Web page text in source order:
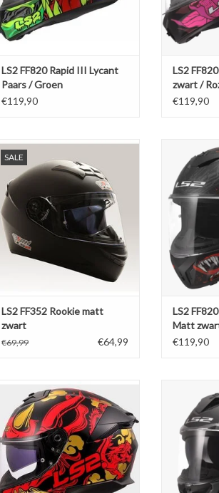
LS2 FF820 Rapid III Lycant
Paars / Groen
€119,90
LS2
zwart /
€119,90
SALE
LS2 FF352 Rookie matt zwart
TOEVOEGEN AAN WINKELWAGEN
LS2 FF352 Rookie matt
zwart
€69,99 €64,99
LS2 FF820
LS2
Matt
€119,90
LS2 FF808 Stream II Drako zwart
rood
TOEVOEGEN AAN WINKELWAGEN